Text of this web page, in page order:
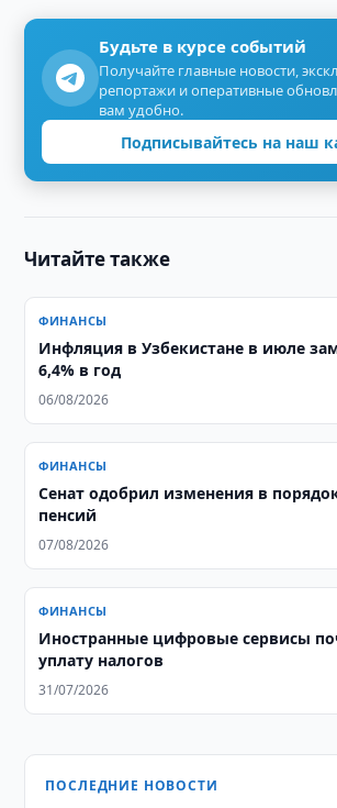
Будьте в курсе событий
Получайте главные новости,
репортажи и оперативные
вам удобно.
Подписывайтесь на наш
Читайте также
ФИНАНСЫ
Инфляция в Узбекистане в июле
6,4% в год
06/08/2026
ФИНАНСЫ
Сенат одобрил изменения в
пенсий
07/08/2026
ФИНАНСЫ
Иностранные цифровые сервисы
уплату налогов
31/07/2026
ПОСЛЕДНИЕ НОВОСТИ